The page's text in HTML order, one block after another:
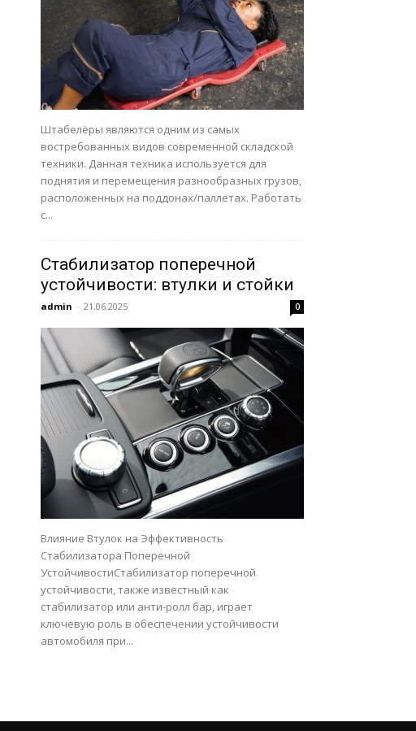
Штабелёры являются одним из самых
востребованных видов современной складской
техники. Данная техника используется для
поднятия и перемещения разнообразных грузов,
расположенных на поддонах/паллетах. Работать
с...
Стабилизатор поперечной
устойчивости: втулки и стойки
admin - 21.06.2025 0
Влияние Втулок на Эффективность
Стабилизатора Поперечной
УстойчивостиСтабилизатор поперечной
устойчивости, также известный как
стабилизатор или анти-ролл бар, играет
ключевую роль в обеспечении устойчивости
автомобиля при...